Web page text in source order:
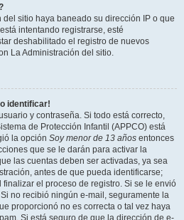
sitio haya baneado su dirección IP o que
intentando registrarse, esté
deshabilitado el registro de nuevos
La Administración del sitio.
identificar!
y contraseña. Si todo está correcto,
de Protección Infantil (APPCO) está
la opción Soy menor de 13 años entonces
que se le darán para activar la
las cuentas deben ser activadas, ya sea
antes de que pueda identificarse;
el proceso de registro. Si se le envió
no recibió ningún e-mail, seguramente la
proporcionó no es correcta o tal vez haya
Si está seguro de que la dirección de e-